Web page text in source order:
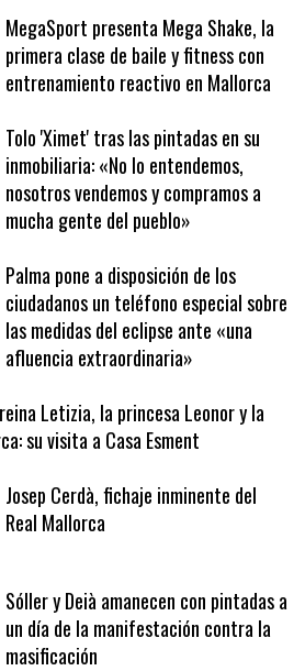
MegaSport presenta Mega Shake, la
primera clase de baile y fitness con
entrenamiento reactivo en Mallorca
Tolo 'Ximet' tras las pintadas en su
inmobiliaria: «No lo entendemos,
nosotros vendemos y compramos a
mucha gente del pueblo»
Palma pone a disposición de los
ciudadanos un teléfono especial sobre
las medidas del eclipse ante «una
afluencia extraordinaria»
Letizia, la princesa Leonor y la
su visita a Casa Esment
Josep Cerdà, fichaje inminente del
Real Mallorca
Sóller y Deià amanecen con pintadas a
un día de la manifestación contra la
masificación